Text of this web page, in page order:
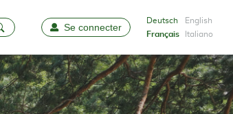
Favoris Se connecter
Deutsch
English
Français
Italiano